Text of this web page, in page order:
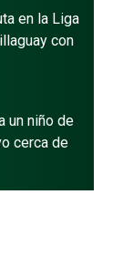
en la Liga
con
un niño de
cerca de